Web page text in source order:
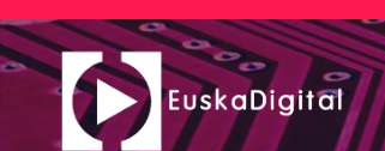
Saltar
al
contenido